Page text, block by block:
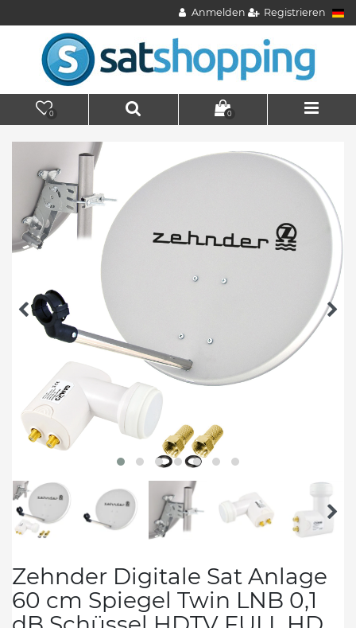
Anmelden Registrieren
0 0
Zehnder Digitale Sat Anlage
60 cm Spiegel Twin LNB 0,1